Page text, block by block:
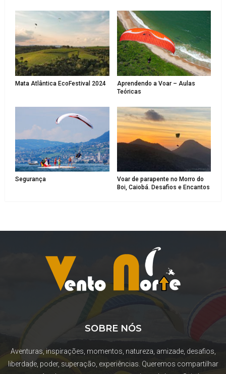
Mata Atlântica EcoFestival 2024
Aprendendo a Voar – Aulas
Teóricas
Segurança
Voar de parapente no Morro do
Boi, Caiobá. Desafios e Encantos
SOBRE NÓS
Aventuras, inspirações, momentos, natureza, amizade, desafios,
liberdade, poder, superação, experiências. Queremos compartilhar